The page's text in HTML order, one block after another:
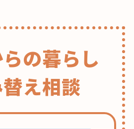
の暮らし
え相談